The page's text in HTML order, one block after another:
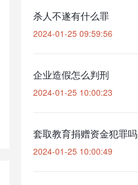
杀人不遂有什么罪
2024-01-25 09:59:56
企业造假怎么判刑
2024-01-25 10:00:23
套取教育捐赠资金犯罪吗
2024-01-25 10:00:49